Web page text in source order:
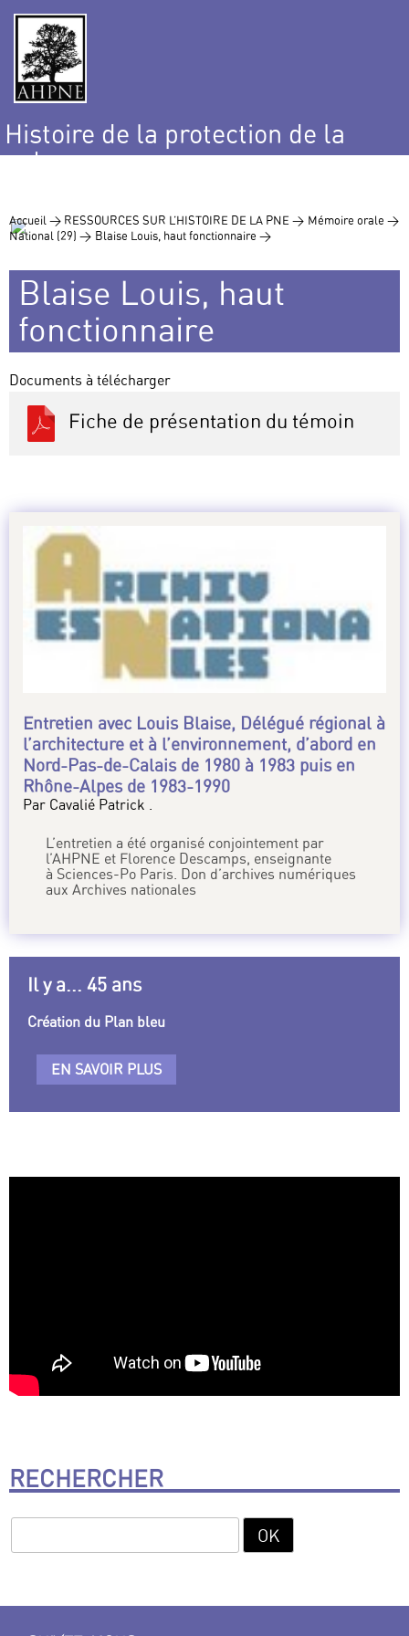
Histoire de la protection de la
nature
Accueil > RESSOURCES SUR L’HISTOIRE DE LA PNE > Mémoire orale >
National (29) > Blaise Louis, haut fonctionnaire >
Blaise Louis, haut
fonctionnaire
Documents à télécharger
Fiche de présentation du témoin
Entretien avec Louis Blaise, Délégué régional à
l’architecture et à l’environnement, d’abord en
Nord-Pas-de-Calais de 1980 à 1983 puis en
Rhône-Alpes de 1983-1990
Par Cavalié Patrick .
L’entretien a été organisé conjointement par
l’AHPNE et Florence Descamps, enseignante
à Sciences-Po Paris. Don d’archives numériques
aux Archives nationales
Il y a... 45 ans
Création du Plan bleu
EN SAVOIR PLUS
RECHERCHER